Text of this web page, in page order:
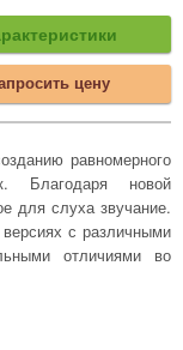
цену
равномерного
Благодаря новой
для слуха звучание.
с различными
отличиями во